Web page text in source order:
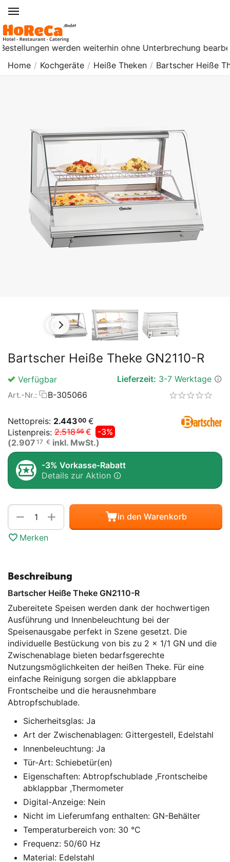
werden weiterhin ohne Unterbrechung bearbeitet. Ab
Home / Kochgeräte / Heiße Theken / Bartscher Heiße
Bartscher Heiße Theke GN2110-R
Verfügbar Lieferzeit: 3-7 Werktage
Art.-Nr.: B-305066
Nettopreis: 2.44300 €
Listenpreis: 2.51856 €
-3%
(2.907 17 € inkl. MwSt.)
-3% Vorkasse-Rabatt
Details zur Aktion
Menge
+
− in den Warenkorb
Merken
Beschreibung
Bartscher Heiße Theke GN2110-R
Zubereitete Speisen werden dank der hochwertigen
Ausführung und Innenbeleuchtung bei der
Speisenausgabe perfekt in Szene gesetzt. Die
individuelle Bestückung von bis zu 2 x 1/1 GN und die
Zwischenablage bieten bedarfsgerechte
Nutzungsmöglichkeiten der heißen Theke. Für eine
einfache Reinigung sorgen die abklappbare
Frontscheibe und die herausnehmbare
Abtropfschublade.
Sicherheitsglas: Ja
Art der Zwischenablagen: Gittergestell, Edelstahl
Innenbeleuchtung: Ja
Tür-Art: Schiebetür(en)
Eigenschaften: Abtropfschublade ,Frontscheibe
abklappbar ,Thermometer
Digital-Anzeige: Nein
Nicht im Lieferumfang enthalten: GN-Behälter
Temperaturbereich von: 30 °C
Frequenz: 50/60 Hz
Material: Edelstahl